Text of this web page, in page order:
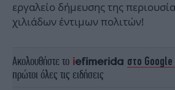
εργαλείο δήμευσης της
χιλιάδων έντιμων πολιτών!
Ακολουθήστε το στο
πρώτοι όλες τις ειδήσεις